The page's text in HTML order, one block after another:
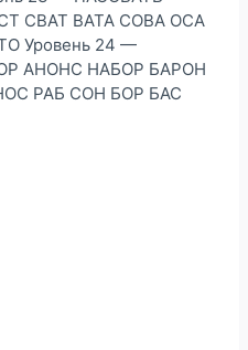
СВАТ ВАТА СОВА ОСА
Уровень 24 —
АНОНС НАБОР БАРОН
РАБ СОН БОР БАС